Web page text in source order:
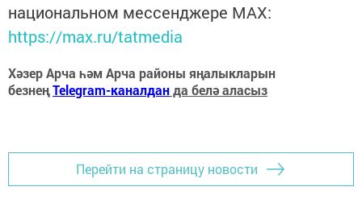
национальном мессенджере MАХ:
https://max.ru/tatmedia
Хәзер Арча һәм Арча районы яңалыкларын
безнеңTelegram-каналданда белә аласыз
Перейти на страницу новости